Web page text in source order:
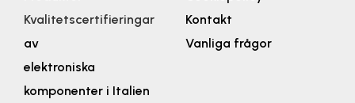
Kvalitetscertifieringar
av
elektroniska
komponenter i Italien
Kontakt
Vanliga frågor